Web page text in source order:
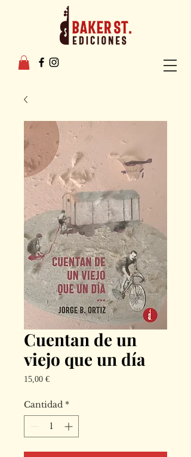
Cuentan de un
viejo que un día
15,00 €Precio
Cantidad *